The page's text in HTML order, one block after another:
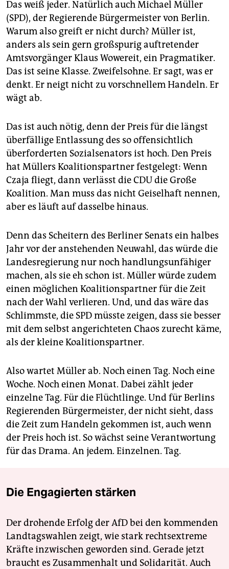
Das weiß jeder. Natürlich auch Michael Müller
(SPD), der Regierende Bürgermeister von Berlin.
Warum also greift er nicht durch? Müller ist,
anders als sein gern großspurig auftretender
Amtsvorgänger Klaus Wowereit, ein Pragmatiker.
Das ist seine Klasse. Zweifelsohne. Er sagt, was er
denkt. Er neigt nicht zu vorschnellem Handeln. Er
wägt ab.
Das ist auch nötig, denn der Preis für die längst
überfällige Entlassung des so offensichtlich
überforderten Sozialsenators ist hoch. Den Preis
hat Müllers Koalitionspartner festgelegt: Wenn
Czaja fliegt, dann verlässt die CDU die Große
Koalition. Man muss das nicht Geiselhaft nennen,
aber es läuft auf dasselbe hinaus.
Denn das Scheitern des Berliner Senats ein halbes
Jahr vor der anstehenden Neuwahl, das würde die
Landesregierung nur noch handlungsunfähiger
machen, als sie eh schon ist. Müller würde zudem
einen möglichen Koalitionspartner für die Zeit
nach der Wahl verlieren. Und, und das wäre das
Schlimmste, die SPD müsste zeigen, dass sie besser
mit dem selbst angerichteten Chaos zurecht käme,
als der kleine Koalitionspartner.
Also wartet Müller ab. Noch einen Tag. Noch eine
Woche. Noch einen Monat. Dabei zählt jeder
einzelne Tag. Für die Flüchtlinge. Und für Berlins
Regierenden Bürgermeister, der nicht sieht, dass
die Zeit zum Handeln gekommen ist, auch wenn
der Preis hoch ist. So wächst seine Verantwortung
für das Drama. An jedem. Einzelnen. Tag.
Die Engagierten stärken
Der drohende Erfolg der AfD bei den kommenden
Landtagswahlen zeigt, wie stark rechtsextreme
Kräfte inzwischen geworden sind. Gerade jetzt
braucht es Zusammenhalt und Solidarität. Auch